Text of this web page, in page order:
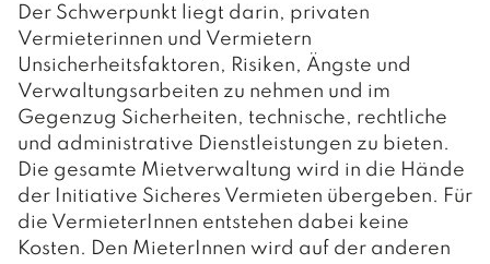
Der Schwerpunkt liegt darin, privaten
Vermieterinnen und Vermietern
Unsicherheitsfaktoren, Risiken, Ängste und
Verwaltungsarbeiten zu nehmen und im
Gegenzug Sicherheiten, technische, rechtliche
und administrative Dienstleistungen zu bieten.
Die gesamte Mietverwaltung wird in die Hände
der Initiative Sicheres Vermieten übergeben. Für
die VermieterInnen entstehen dabei keine
Kosten. Den MieterInnen wird auf der anderen